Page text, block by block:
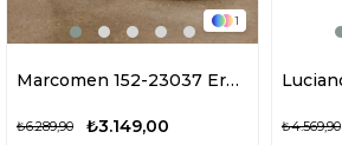
1
Marcomen 152-23037 Erkek Hakiki Deri Casual Ayakkabı Vizon
₺3.149,00
₺6.289,90 ₺4.569,90